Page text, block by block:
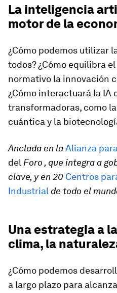
La inteligencia
motor de la
¿Cómo podemos utilizar
todos? ¿Cómo equilibra
normativo la innovación
¿Cómo interactuará la IA
transformadoras, como
cuántica y la
Anclada en laAlianza
del Foro , que integra a
clave, y en 20 Centros
Industrial de todo el
Una estrategia a
clima, la
¿Cómo podemos
a largo plazo para